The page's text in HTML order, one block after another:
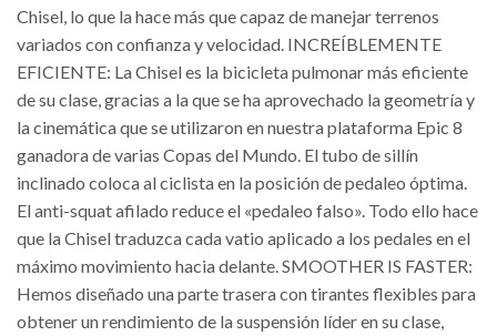
Chisel, lo que la hace más que capaz de manejar terrenos
variados con confianza y velocidad. INCREÍBLEMENTE
EFICIENTE: La Chisel es la bicicleta pulmonar más eficiente
de su clase, gracias a la que se ha aprovechado la geometría y
la cinemática que se utilizaron en nuestra plataforma Epic 8
ganadora de varias Copas del Mundo. El tubo de sillín
inclinado coloca al ciclista en la posición de pedaleo óptima.
El anti-squat afilado reduce el «pedaleo falso». Todo ello hace
que la Chisel traduzca cada vatio aplicado a los pedales en el
máximo movimiento hacia delante. SMOOTHER IS FASTER:
Hemos diseñado una parte trasera con tirantes flexibles para
obtener un rendimiento de la suspensión líder en su clase,